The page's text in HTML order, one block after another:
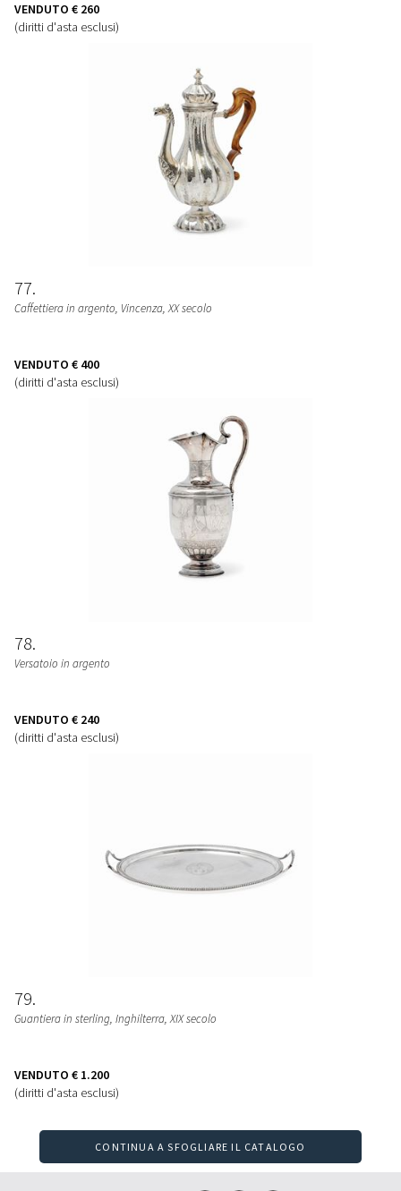
VENDUTO € 260
(diritti d'asta esclusi)
77
Caffettiera in argento, Vincenza, XX secolo
VENDUTO € 400
(diritti d'asta esclusi)
78
Versatoio in argento
VENDUTO € 240
(diritti d'asta esclusi)
79
Guantiera in sterling, Inghilterra, XIX secolo
VENDUTO € 1.200
(diritti d'asta esclusi)
CONTINUA A SFOGLIARE IL CATALOGO